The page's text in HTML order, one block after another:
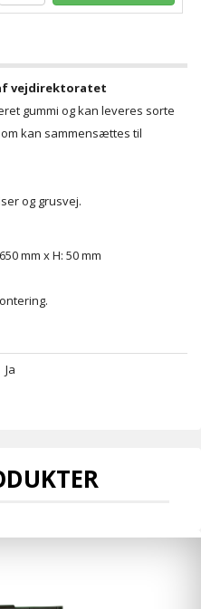
vejdirektoratet
gummi og kan leveres sorte
kan sammensættes til
og grusvej.
mm x H: 50 mm
Ja